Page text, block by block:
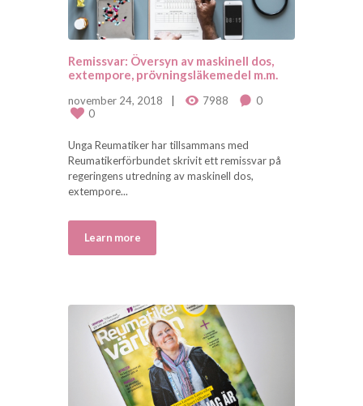
Remissvar: Översyn av maskinell dos,
extempore, prövningsläkemedel m.m.
november 24, 2018 7988
0
0
Unga Reumatiker har tillsammans med
Reumatikerförbundet skrivit ett remissvar på
regeringens utredning av maskinell dos,
extempore...
Learn more